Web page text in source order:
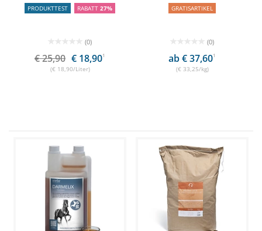
PRODUKTTEST
RABATT 27%
(0)
€ 25,90 € 18,901
(€ 18,90/Liter)
GRATISARTIKEL
(0)
ab € 37,601
(€ 33,25/kg)